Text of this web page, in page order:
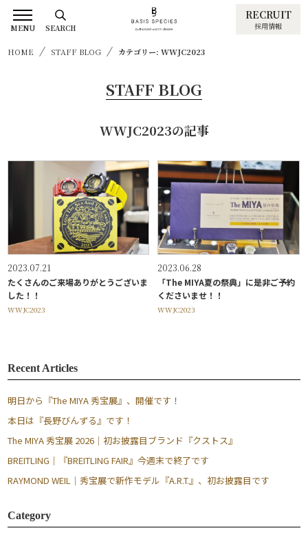
RECRUIT
採用情報
HOME STAFF BLOG カテゴリー: WWJC2023
STAFF BLOG
WWJC2023の記事
2023.07.21
たくさんのご来場ありがとうございま
した！！
WWJC2023
2023.06.28
「The MIYA夏の祭典」に是非ご予約
くださいませ！！
WWJC2023
Recent Articles
明日から『The MIYA 秀宝展』、開催です！
本日は『長野びんずる』です！
The MIYA 秀宝展 2026｜初お披露目ブランド『クストス』
BREITLING｜『BREITLING FAIR』今週末で終了です
RAYMOND WEIL｜秀宝展で新作モデル『A.R.T.』、初お披露目です
Category
MENU SEARCH